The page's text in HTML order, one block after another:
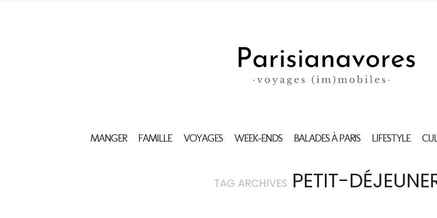
MANGER FAMILLE VOYAGES WEEK-ENDS BALADES À PARIS LIFESTYLE
TAG ARCHIVES PETIT-